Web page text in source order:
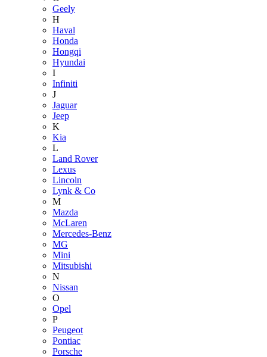
Geely
H
Haval
Honda
Hongqi
Hyundai
I
Infiniti
J
Jaguar
Jeep
K
Kia
L
Land Rover
Lexus
Lincoln
Lynk & Co
M
Mazda
McLaren
Mercedes-Benz
MG
Mini
Mitsubishi
N
Nissan
O
Opel
P
Peugeot
Pontiac
Porsche